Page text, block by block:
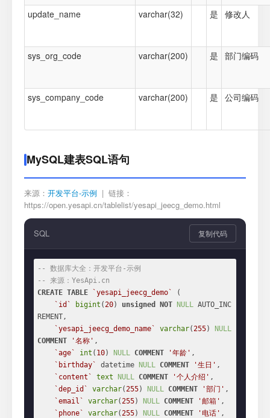
update_name varchar(32) 是 修改人
sys_org_code varchar(200) 是 部门编码
sys_company_code varchar(200) 是 公司编码
MySQL建表SQL语句
来源： 开发平台-示例 | 链接：
https://open.yesapi.cn/tablelist/yesapi_jeecg_demo.html
SQL 复制代码
-- 数据库大全：开发平台-示例
-- 来源：YesApi.cn
CREATE TABLE `yesapi_jeecg_demo`
(
`id`
bigint (20) unsigned NOT NULL AUTO_INC
REMENT,
`yesapi_jeecg_demo_name`
varchar(255)
NULL
COMMENT
'名称' ,
`age`
int ( 10) NULL COMMENT '年龄' ,
`birthday`
datetime NULL COMMENT '生日' ,
`content`
text NULL COMMENT '个人介绍' ,
`dep_id`
varchar(255) NULL COMMENT '部门' ,
`email`
varchar(255) NULL COMMENT '邮箱' ,
`phone`
varchar(255) NULL COMMENT '电话' ,